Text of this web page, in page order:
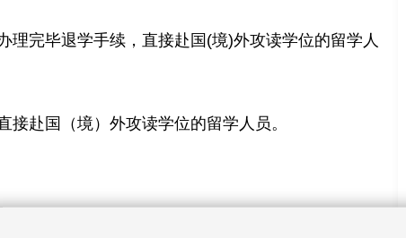
理完毕退学手续，直接赴国(境)外攻读学位的留学人
接赴国（境）外攻读学位的留学人员。